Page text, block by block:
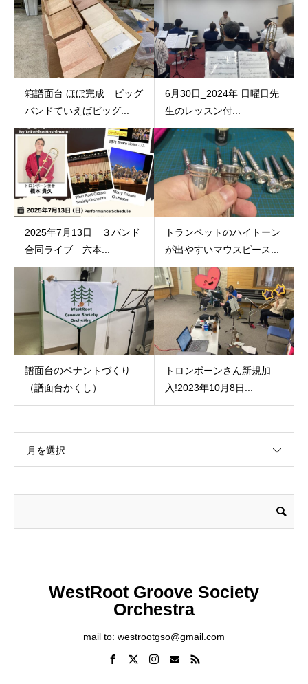
箱譜面台 ほぼ完成 ビッグ
バンドていえばビッグ...
6月30日_2024年 日曜日先
生のレッスン付...
2025年7月13日 ３バンド
合同ライブ 六本...
トランペットのハイトーン
が出やすいマウスピース...
譜面台のペナントづくり
（譜面台かくし）
トロンボーンさん新規加
入!2023年10月8日...
月を選択
WestRoot Groove Society
Orchestra
mail to: westrootgso@gmail.com